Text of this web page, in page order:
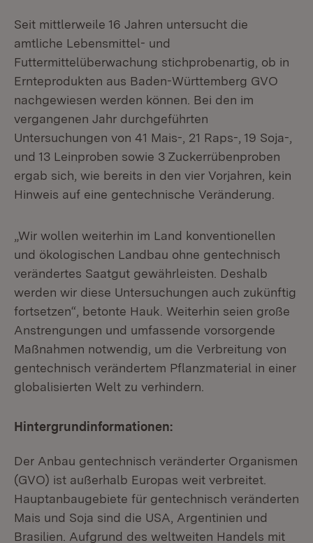
Seit mittlerweile 16 Jahren untersucht die
amtliche Lebensmittel- und
Futtermittelüberwachung stichprobenartig, ob in
Ernteprodukten aus Baden-Württemberg GVO
nachgewiesen werden können. Bei den im
vergangenen Jahr durchgeführten
Untersuchungen von 41 Mais-, 21 Raps-, 19 Soja-,
und 13 Leinproben sowie 3 Zuckerrübenproben
ergab sich, wie bereits in den vier Vorjahren, kein
Hinweis auf eine gentechnische Veränderung.
„Wir wollen weiterhin im Land konventionellen
und ökologischen Landbau ohne gentechnisch
verändertes Saatgut gewährleisten. Deshalb
werden wir diese Untersuchungen auch zukünftig
fortsetzen“, betonte Hauk. Weiterhin seien große
Anstrengungen und umfassende vorsorgende
Maßnahmen notwendig, um die Verbreitung von
gentechnisch verändertem Pflanzmaterial in einer
globalisierten Welt zu verhindern.
Hintergrundinformationen:
Der Anbau gentechnisch veränderter Organismen
(GVO) ist außerhalb Europas weit verbreitet.
Hauptanbaugebiete für gentechnisch veränderten
Mais und Soja sind die USA, Argentinien und
Brasilien. Aufgrund des weltweiten Handels mit